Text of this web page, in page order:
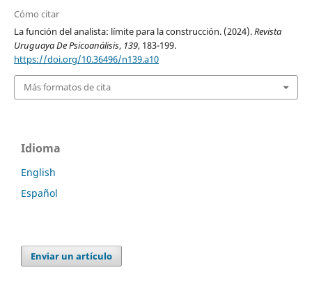
Cómo citar
La función del analista: límite para la construcción. (2024).Revista
Uruguaya De Psicoanálisis, 139, 183-199.
https://doi.org/10.36496/n139.a10
Más formatos de cita
Idioma
English
Español
Enviar un artículo